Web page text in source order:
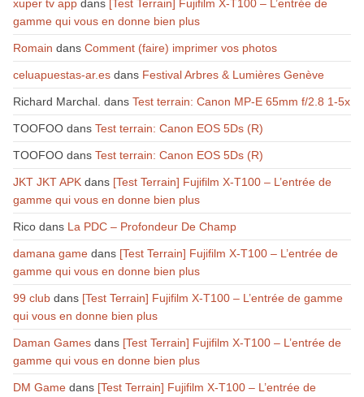
xuper tv appdans [Test Terrain] Fujifilm X-T100 – L’entrée de
gamme qui vous en donne bien plus
Romain dans Comment (faire) imprimer vos photos
celuapuestas-ar.esdans Festival Arbres & Lumières Genève
Richard Marchal. dans Test terrain: Canon MP-E 65mm f/2.8 1-5x
TOOFOOdans Test terrain: Canon EOS 5Ds (R)
TOOFOOdans Test terrain: Canon EOS 5Ds (R)
JKT JKT APKdans [Test Terrain] Fujifilm X-T100 – L’entrée de
gamme qui vous en donne bien plus
Ricodans La PDC – Profondeur De Champ
damana gamedans [Test Terrain] Fujifilm X-T100 – L’entrée de
gamme qui vous en donne bien plus
99 clubdans [Test Terrain] Fujifilm X-T100 – L’entrée de gamme
qui vous en donne bien plus
Daman Gamesdans [Test Terrain] Fujifilm X-T100 – L’entrée de
gamme qui vous en donne bien plus
DM Gamedans [Test Terrain] Fujifilm X-T100 – L’entrée de